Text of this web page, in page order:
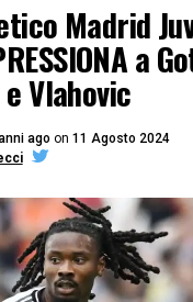
Madrid
a
e Vlahovic
ago on 11 Agosto 2024